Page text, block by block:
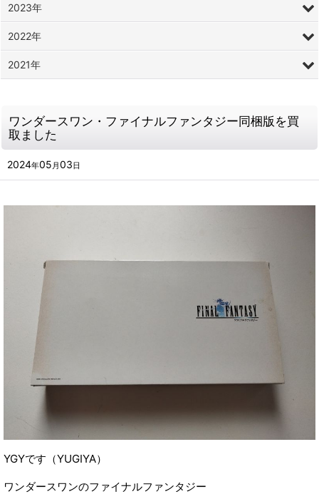
ワンダースワン・ファイナルファンタジー同梱版を買
取ました
2024年05 月03日
YGYです（YUGIYA）
ワンダースワンのファイナルファンタジー
2023年
2022年
2021年